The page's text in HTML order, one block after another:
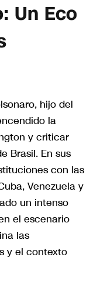
Un Eco
hijo del
la
y criticar
Brasil. En sus
con las
Venezuela y
un intenso
el escenario
las
y el contexto